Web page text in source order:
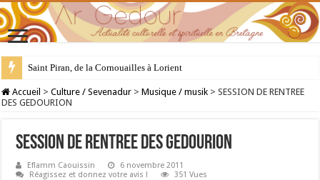
28 juillet : Saint Samson de Dol, père de la Bretagne chrétienne
Accueil > Culture / Sevenadur > Musique / musik > SESSION DE RENTREE
DES GEDOURION
SESSION DE RENTREE DES GEDOURION
Eflamm Caouissin
6 novembre 2011
Réagissez et donnez votre avis !
351 Vues